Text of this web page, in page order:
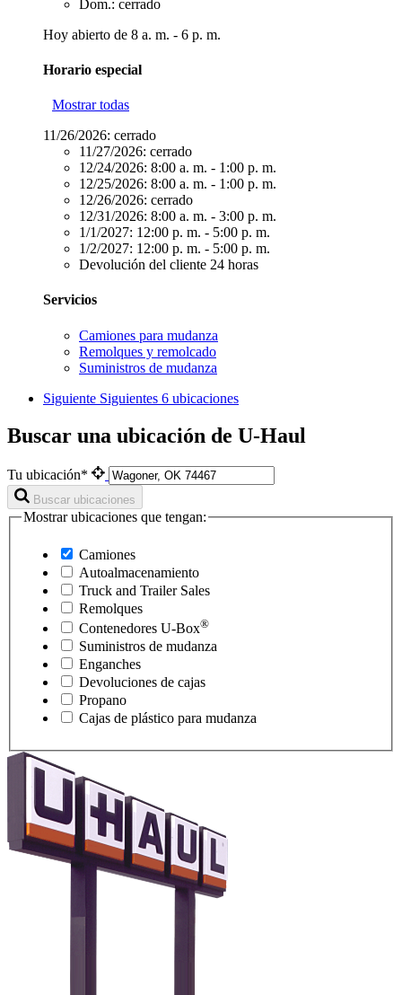
Dom.: cerrado
Hoy abierto de 8 a. m. - 6 p. m.
Horario especial
Mostrar todas
11/26/2026: cerrado
11/27/2026: cerrado
12/24/2026: 8:00 a. m. - 1:00 p. m.
12/25/2026: 8:00 a. m. - 1:00 p. m.
12/26/2026: cerrado
12/31/2026: 8:00 a. m. - 3:00 p. m.
1/1/2027: 12:00 p. m. - 5:00 p. m.
1/2/2027: 12:00 p. m. - 5:00 p. m.
Devolución del cliente 24 horas
Servicios
Camiones para mudanza
Remolques y remolcado
Suministros de mudanza
Siguiente Siguientes 6 ubicaciones
Buscar una ubicación de U-Haul
Tu ubicación*
Buscar ubicaciones
Mostrar ubicaciones que tengan:
Camiones
Autoalmacenamiento
Truck and Trailer Sales
Remolques
Contenedores U-Box®
Suministros de mudanza
Enganches
Devoluciones de cajas
Propano
Cajas de plástico para mudanza